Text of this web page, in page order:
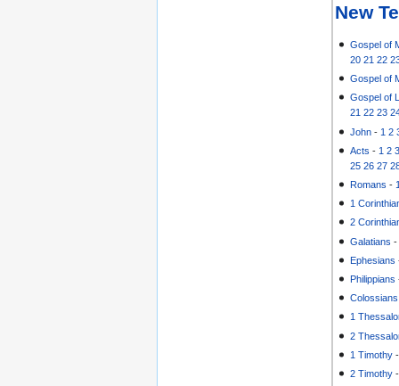
New
Gospel of
20 21 22
Gospel of
Gospel of
21 22 23
John - 1 2
Acts - 1 2
25 26 27
Romans -
1
2
Galatians
Ephesians
Philippians
Colossians
1
2
1 Timothy
2 Timothy